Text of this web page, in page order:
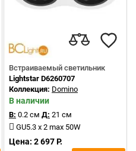
Встраиваемый светильник
Lightstar D6260707
Коллекция: Domino
В наличии
В: 0.2 см Д: 21 см
GU5.3 x 2 max 50W
Цена: 2 697 Р.